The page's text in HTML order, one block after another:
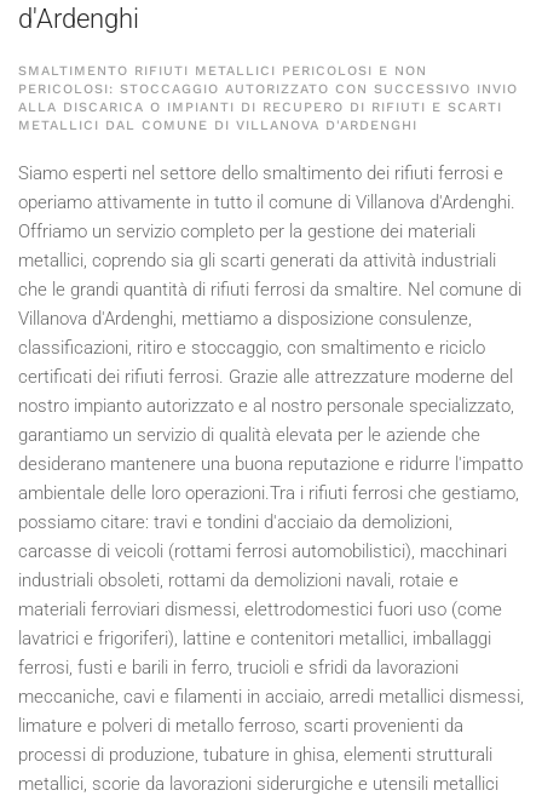
d'Ardenghi
SMALTIMENTO RIFIUTI METALLICI PERICOLOSI E NON
PERICOLOSI: STOCCAGGIO AUTORIZZATO CON SUCCESSIVO INVIO
ALLA DISCARICA O IMPIANTI DI RECUPERO DI RIFIUTI E SCARTI
METALLICI DAL COMUNE DI VILLANOVA D'ARDENGHI
Siamo esperti nel settore dello smaltimento dei rifiuti ferrosi e
operiamo attivamente in tutto il comune di Villanova d'Ardenghi.
Offriamo un servizio completo per la gestione dei materiali
metallici, coprendo sia gli scarti generati da attività industriali
che le grandi quantità di rifiuti ferrosi da smaltire. Nel comune di
Villanova d'Ardenghi, mettiamo a disposizione consulenze,
classificazioni, ritiro e stoccaggio, con smaltimento e riciclo
certificati dei rifiuti ferrosi. Grazie alle attrezzature moderne del
nostro impianto autorizzato e al nostro personale specializzato,
garantiamo un servizio di qualità elevata per le aziende che
desiderano mantenere una buona reputazione e ridurre l'impatto
ambientale delle loro operazioni.Tra i rifiuti ferrosi che gestiamo,
possiamo citare: travi e tondini d'acciaio da demolizioni,
carcasse di veicoli (rottami ferrosi automobilistici), macchinari
industriali obsoleti, rottami da demolizioni navali, rotaie e
materiali ferroviari dismessi, elettrodomestici fuori uso (come
lavatrici e frigoriferi), lattine e contenitori metallici, imballaggi
ferrosi, fusti e barili in ferro, trucioli e sfridi da lavorazioni
meccaniche, cavi e filamenti in acciaio, arredi metallici dismessi,
limature e polveri di metallo ferroso, scarti provenienti da
processi di produzione, tubature in ghisa, elementi strutturali
metallici, scorie da lavorazioni siderurgiche e utensili metallici